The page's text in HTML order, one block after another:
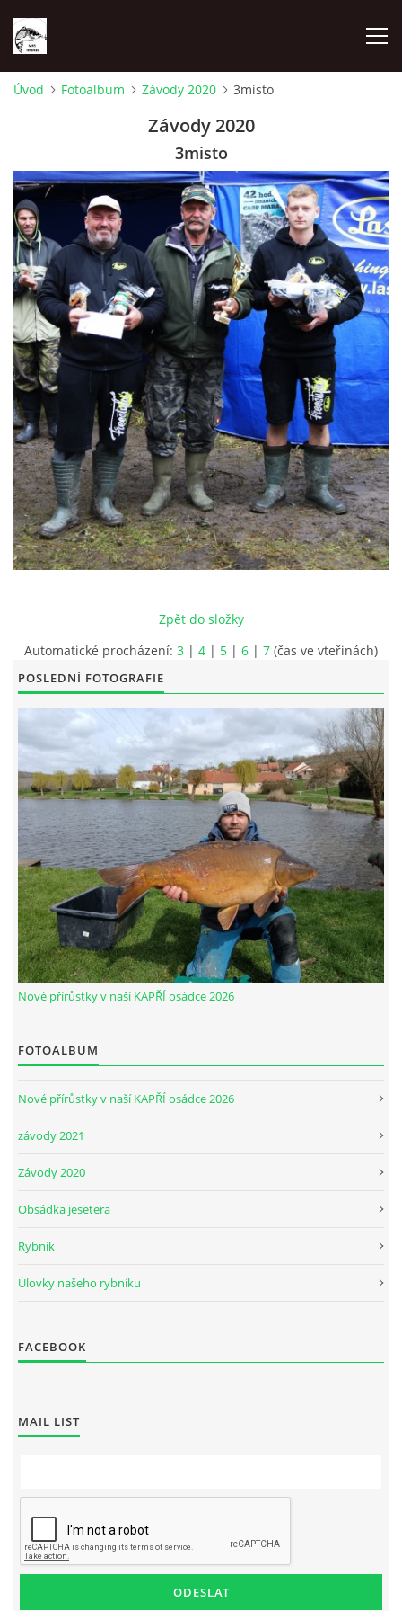
RYBÁŘSKÉ ZÁVODY
RYBÁŘSKÝ ŘÁD
CENÍK POVOLENEK
MAPA LOVNÝCH MÍST
FOTOALBUM
KONTAKT
OBCHODNÍ PODMÍNKY
Rybářský spolek HNANICE, z.s
669 02
Znojmo
IČ: 266 237 06
606408779 / 777080724
rybnikhnanice@seznam.cz
© 2026 eStránky.cz |Aktualizováno: 30. 5. 2026|Nahoru ↑
Úvod Fotoalbum Závody 2020 3misto
Závody 2020
3misto
Zpět do složky
Automatické procházení: 3 | 4 | 5 | 6 | 7 (čas ve vteřinách)
POSLEDNÍ FOTOGRAFIE
Nové přírůstky v naší KAPŘÍ osádce 2026
FOTOALBUM
Nové přírůstky v naší KAPŘÍ osádce 2026
závody 2021
Závody 2020
Obsádka jesetera
Rybník
Úlovky našeho rybníku
FACEBOOK
MAIL LIST